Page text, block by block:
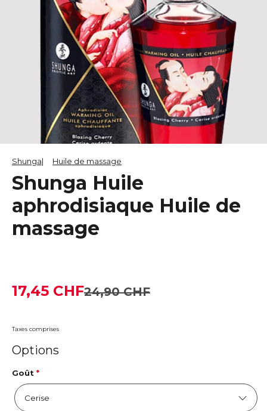
Shunga Huile de massage
Shunga Huile
aphrodisiaque Huile de
massage
24,90 CHF
17,45 CHF
Taxes comprises
Options
Goût *